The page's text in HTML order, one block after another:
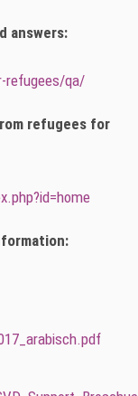
answers:
refugees/qa/
refugees for